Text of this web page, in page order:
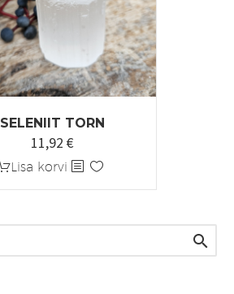
SELENIIT TORN
Algne
hind
11,92 €Praegune
hind
Lisa korvi
